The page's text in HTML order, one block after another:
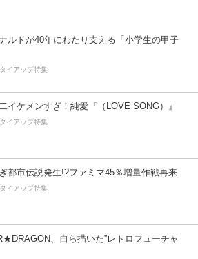
ルドが40年にわたり支える「小学生の甲子
イアップ特集
イケメンすぎ！純愛『（LOVE SONG）』
イアップ特集
都市伝説発生!?ファミマ45％増量作戦再来
イアップ特集
、自ら描いた”レトロフューチャ